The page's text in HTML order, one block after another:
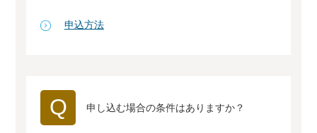
申込方法
Q 申し込む場合の条件はありますか？